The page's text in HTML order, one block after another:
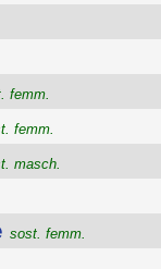
femm.
femm.
masch.
sost. femm.